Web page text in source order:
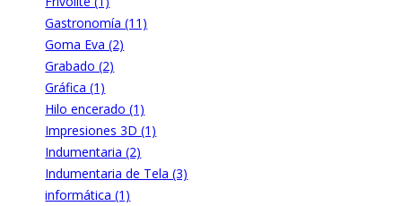
Gastronomía (11)
Goma Eva (2)
Grabado (2)
Gráfica (1)
Hilo encerado (1)
Impresiones 3D (1)
Indumentaria (2)
Indumentaria de Tela (3)
informática (1)